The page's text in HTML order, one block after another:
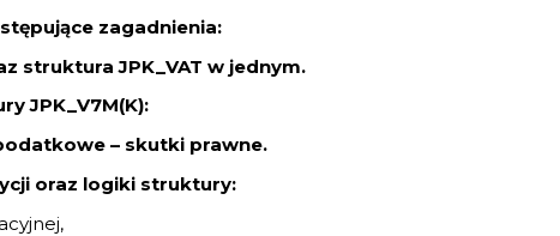
zagadnienia:
struktura JPK_VAT w jednym.
JPK_V7M(K):
– skutki prawne.
oraz logiki struktury: